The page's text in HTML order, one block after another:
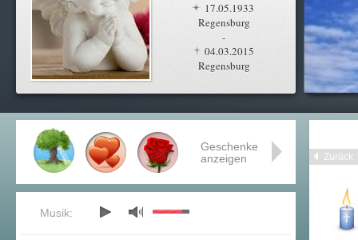
17.05.1933
Regensburg
-
04.03.2015
Regensburg
Zurück
Geschenke
anzeigen
Musik: